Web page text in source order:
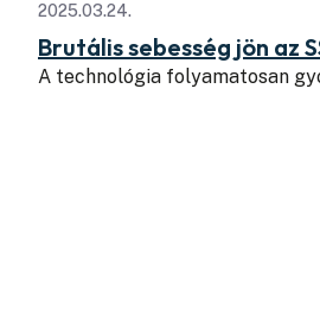
2025.03.24.
Brutális sebesség jön az
A technológia folyamatosan